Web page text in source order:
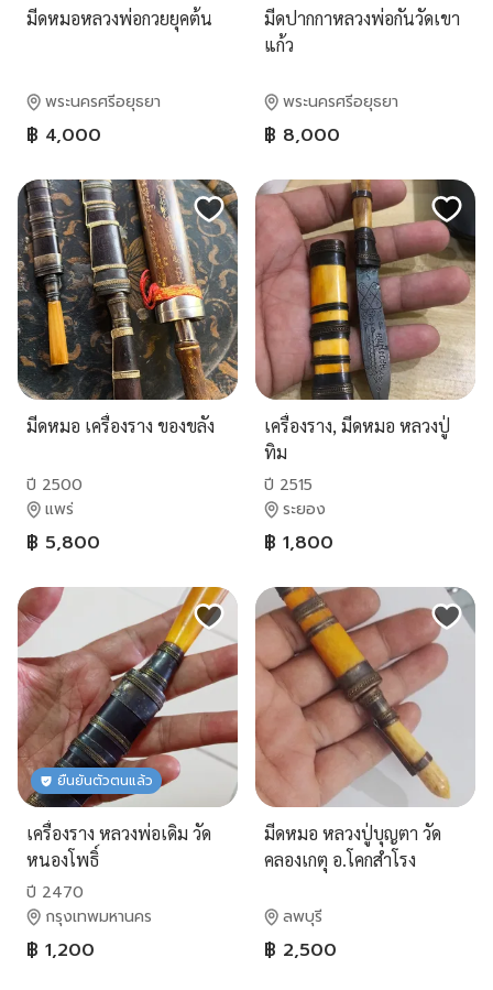
มีดหมอหลวงพ่อกวยยุคต้น
พระนครศรีอยุธยา
฿ 4,000
มีดปากกาหลวงพ่อกันวัดเขา
แก้ว
พระนครศรีอยุธยา
฿ 8,000
มีดหมอ เครื่องราง ของขลัง
ปี 2500
แพร่
฿ 5,800
เครื่องราง, มีดหมอ หลวงปู่
ทิม
ปี 2515
ระยอง
฿ 1,800
ยืนยันตัวตนแล้ว
เครื่องราง​ หลวงพ่อเดิม​ วัด
หนองโพธิ์​
ปี 2470
กรุงเทพมหานคร
฿ 1,200
มีดหมอ หลวงปู่บุญตา วัด
คลองเกตุ อ.โคกสำโรง
ลพบุรี
฿ 2,500